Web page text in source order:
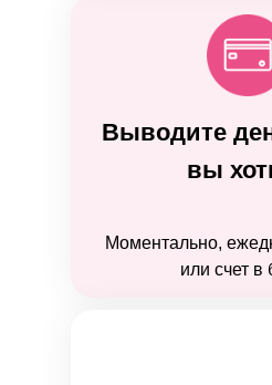
Выводите
вы
Моментально,
или счет в